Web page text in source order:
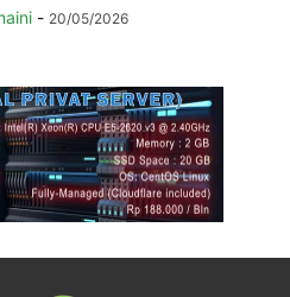
- 20/05/2026